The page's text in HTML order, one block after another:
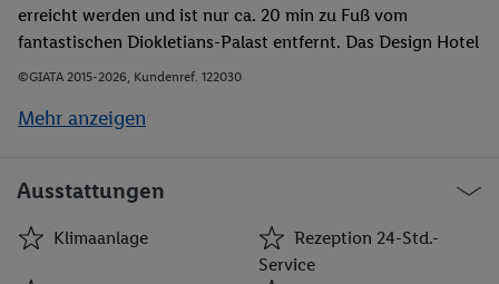
erreicht werden und ist nur ca. 20 min zu Fuß vom
fantastischen Diokletians-Palast entfernt. Das Design Hotel
befindet sich etwa 2 km außerhalb von Split, in derselben
Strand von Bačvice. Direkt vor der Tür des Hauses finden
von Split liegen etwa 22 km entfernt.
©GIATA 2015-2026, Kundenref. 122030
Mehr anzeigen
Ausstattungen
Klimaanlage
Rezeption 24-Std.-
Service